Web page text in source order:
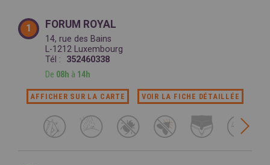
1 FORUM ROYAL
14, rue des Bains
L-1212 Luxembourg
Tél :
352460338
De 08h à 14h
AFFICHER SUR LA CARTE VOIR LA FICHE DÉTAILLÉE